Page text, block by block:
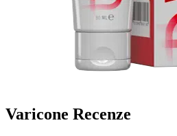
Varicone Recenze